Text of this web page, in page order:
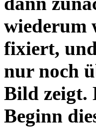
wiederum
fixiert,
nur noch
Bild zeigt.
Beginn